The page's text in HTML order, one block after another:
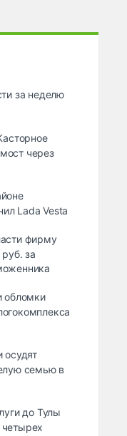
за неделю
через
Lada Vesta
фирму
за
обломки
осудят
семью в
до Тулы